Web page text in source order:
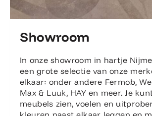
Showroom
In onze showroom in hartje
een grote selectie van onze
elkaar: onder andere Fermob,
Max & Luuk, HAY en meer. Je
meubels zien, voelen en